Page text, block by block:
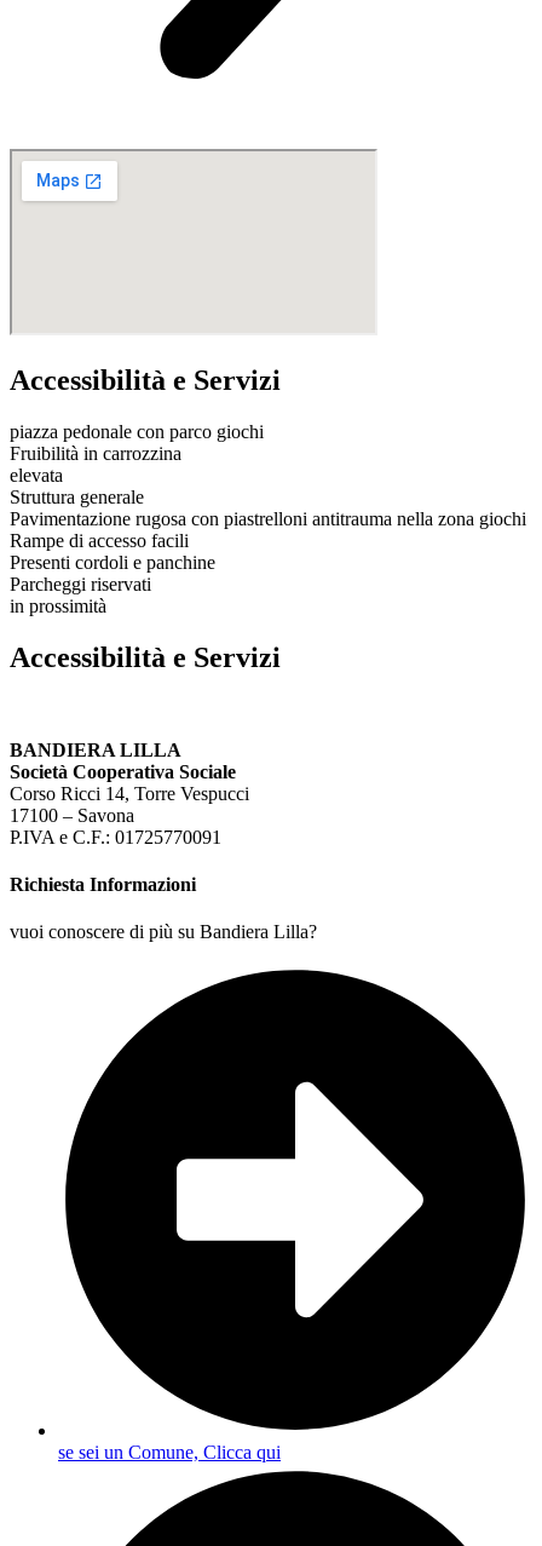
Accessibilità e Servizi
piazza pedonale con parco giochi
Fruibilità in carrozzina
elevata
Struttura generale
Pavimentazione rugosa con piastrelloni antitrauma nella zona giochi
Rampe di accesso facili
Presenti cordoli e panchine
Parcheggi riservati
in prossimità
Accessibilità e Servizi
BANDIERA LILLA
Società Cooperativa Sociale
Corso Ricci 14, Torre Vespucci
17100 – Savona
P.IVA e C.F.: 01725770091
Richiesta Informazioni
vuoi conoscere di più su Bandiera Lilla?
se sei un Comune, Clicca qui